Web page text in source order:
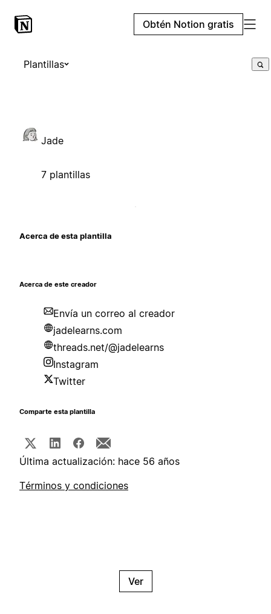
Obtén Notion gratis
Plantillas
Jade
7 plantillas
Acerca de esta plantilla
Acerca de este creador
Envía un correo al creador
jadelearns.com
threads.net/@jadelearns
Instagram
Twitter
Comparte esta plantilla
Última actualización: hace 56 años
Términos y condiciones
Ver